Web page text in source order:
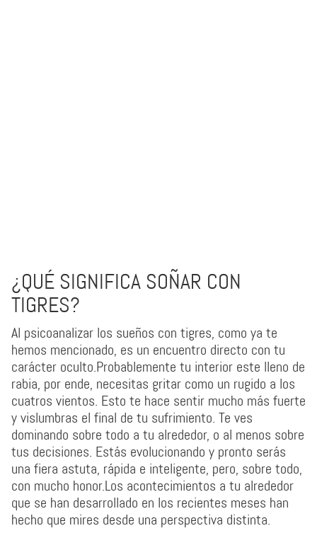
¿QUÉ SIGNIFICA SOÑAR CON
TIGRES?
Al psicoanalizar los sueños con tigres, como ya te
hemos mencionado, es un encuentro directo con tu
carácter oculto.Probablemente tu interior este lleno de
rabia, por ende, necesitas gritar como un rugido a los
cuatros vientos. Esto te hace sentir mucho más fuerte
y vislumbras el final de tu sufrimiento. Te ves
dominando sobre todo a tu alrededor, o al menos sobre
tus decisiones. Estás evolucionando y pronto serás
una fiera astuta, rápida e inteligente, pero, sobre todo,
con mucho honor.Los acontecimientos a tu alrededor
que se han desarrollado en los recientes meses han
hecho que mires desde una perspectiva distinta.